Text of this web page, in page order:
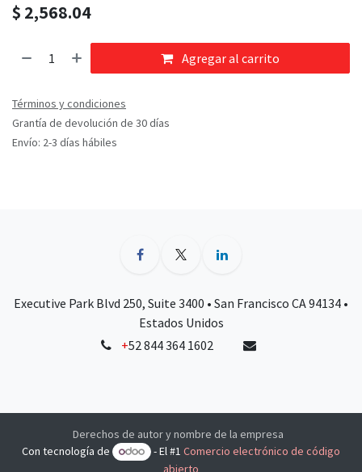
$ 2,568.04
Agregar al carrito
Términos y condiciones
Grantía de devolución de 30 días
Envío: 2-3 días hábiles
Executive Park Blvd 250, Suite 3400 • San Francisco CA 94134 •
Estados Unidos
+52 844 364 1602
Derechos de autor y nombre de la empresa
Con tecnología de
- El #1Comercio electrónico de código
abierto